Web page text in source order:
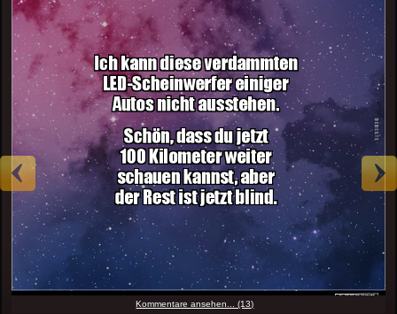
Kommentare ansehen... (13)